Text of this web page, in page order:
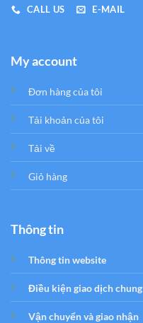
CALL US E-MAIL
My account
Đơn hàng của tôi
Tải khoản của tôi
Tải về
Giỏ hàng
Thông tin
Thông tin website
Điều kiện giao dịch chung
Vận chuyển và giao nhận